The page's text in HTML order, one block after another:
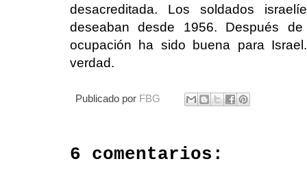
desacreditada. Los soldados
deseaban desde 1956. Después
ocupación ha sido buena para
verdad.
Publicado por FBG
6 comentarios: